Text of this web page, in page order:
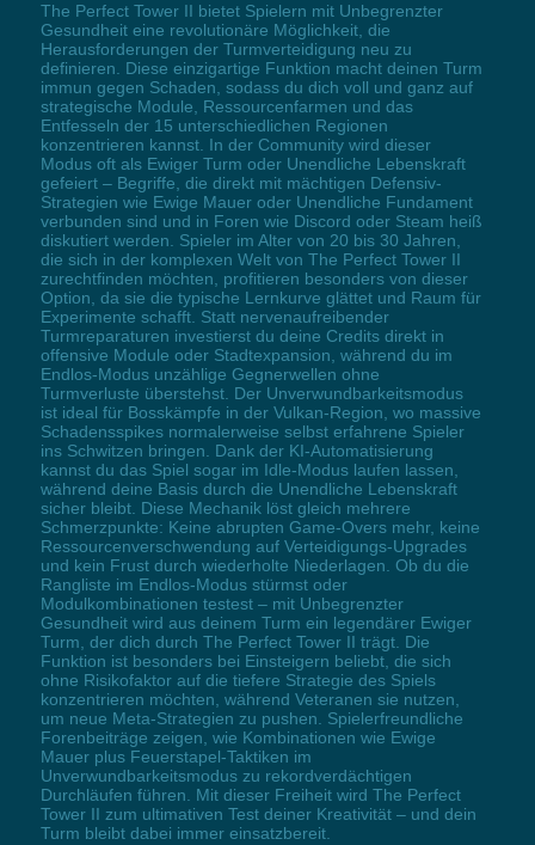
The Perfect Tower II bietet Spielern mit Unbegrenzter
Gesundheit eine revolutionäre Möglichkeit, die
Herausforderungen der Turmverteidigung neu zu
definieren. Diese einzigartige Funktion macht deinen Turm
immun gegen Schaden, sodass du dich voll und ganz auf
strategische Module, Ressourcenfarmen und das
Entfesseln der 15 unterschiedlichen Regionen
konzentrieren kannst. In der Community wird dieser
Modus oft als Ewiger Turm oder Unendliche Lebenskraft
gefeiert – Begriffe, die direkt mit mächtigen Defensiv-
Strategien wie Ewige Mauer oder Unendliche Fundament
verbunden sind und in Foren wie Discord oder Steam heiß
diskutiert werden. Spieler im Alter von 20 bis 30 Jahren,
die sich in der komplexen Welt von The Perfect Tower II
zurechtfinden möchten, profitieren besonders von dieser
Option, da sie die typische Lernkurve glättet und Raum für
Experimente schafft. Statt nervenaufreibender
Turmreparaturen investierst du deine Credits direkt in
offensive Module oder Stadtexpansion, während du im
Endlos-Modus unzählige Gegnerwellen ohne
Turmverluste überstehst. Der Unverwundbarkeitsmodus
ist ideal für Bosskämpfe in der Vulkan-Region, wo massive
Schadensspikes normalerweise selbst erfahrene Spieler
ins Schwitzen bringen. Dank der KI-Automatisierung
kannst du das Spiel sogar im Idle-Modus laufen lassen,
während deine Basis durch die Unendliche Lebenskraft
sicher bleibt. Diese Mechanik löst gleich mehrere
Schmerzpunkte: Keine abrupten Game-Overs mehr, keine
Ressourcenverschwendung auf Verteidigungs-Upgrades
und kein Frust durch wiederholte Niederlagen. Ob du die
Rangliste im Endlos-Modus stürmst oder
Modulkombinationen testest – mit Unbegrenzter
Gesundheit wird aus deinem Turm ein legendärer Ewiger
Turm, der dich durch The Perfect Tower II trägt. Die
Funktion ist besonders bei Einsteigern beliebt, die sich
ohne Risikofaktor auf die tiefere Strategie des Spiels
konzentrieren möchten, während Veteranen sie nutzen,
um neue Meta-Strategien zu pushen. Spielerfreundliche
Forenbeiträge zeigen, wie Kombinationen wie Ewige
Mauer plus Feuerstapel-Taktiken im
Unverwundbarkeitsmodus zu rekordverdächtigen
Durchläufen führen. Mit dieser Freiheit wird The Perfect
Tower II zum ultimativen Test deiner Kreativität – und dein
Turm bleibt dabei immer einsatzbereit.